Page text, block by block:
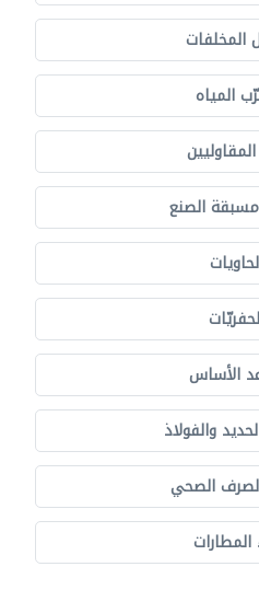
المخلفات
المياه
مسبقة الصنع
الأساس
والفولاذ
الصحي
المطارات